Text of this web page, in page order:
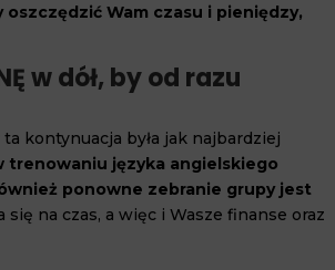
Wam czasu i pieniędzy,
w dół, by od razu
kontynuacja była jak najbardziej
trenowaniu języka angielskiego
ponowne zebranie grupy jest
się na czas, a więc i Wasze finanse oraz